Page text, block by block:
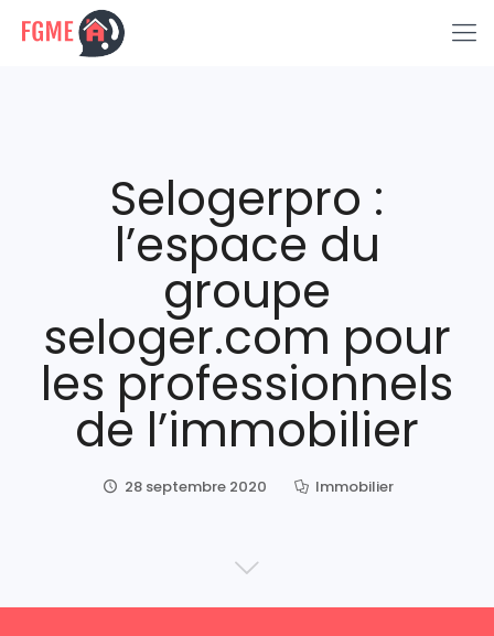
Selogerpro :
l’espace du
groupe
seloger.com pour
les professionnels
de l’immobilier
28 septembre 2020 Immobilier